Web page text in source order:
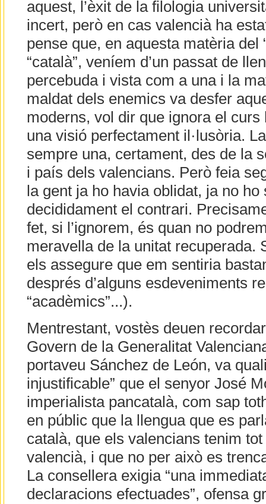
aquest, l’èxit de la filologia
incert, però en cas valencià ha
pense que, en aquesta matèria del
“català”, veníem d’un passat de
percebuda i vista com a una i la
maldat dels enemics va desfer
moderns, vol dir que ignora el curs
una visió perfectament il·lusòria.
sempre una, certament, des de la
i país dels valencians. Però feia
la gent ja ho havia oblidat, ja no
decididament el contrari.
fet, si l’ignorem, és quan no
meravella de la unitat recuperada.
els assegure que em sentiria
després d’alguns esdeveniments
“acadèmics”...).
Mentrestant, vostès deuen
Govern de la Generalitat
portaveu Sánchez de León, va
injustificable” que el senyor José
imperialista pancatalà, com sap
en públic que la llengua que es
català, que els valencians tenim
valencià, i que no per això es
La consellera exigia “una
declaracions efectuades”, ofensa